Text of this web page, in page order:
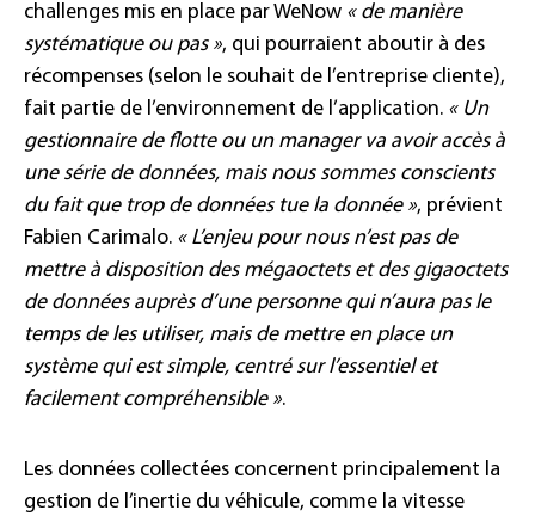
challenges mis en place par WeNow « de manière
systématique ou pas », qui pourraient aboutir à des
récompenses (selon le souhait de l’entreprise cliente),
fait partie de l’environnement de l’application. « Un
gestionnaire de flotte ou un manager va avoir accès à
une série de données, mais nous sommes conscients
du fait que trop de données tue la donnée », prévient
Fabien Carimalo. « L’enjeu pour nous n’est pas de
mettre à disposition des mégaoctets et des gigaoctets
de données auprès d’une personne qui n’aura pas le
temps de les utiliser, mais de mettre en place un
système qui est simple, centré sur l’essentiel et
facilement compréhensible ».
Les données collectées concernent principalement la
gestion de l’inertie du véhicule, comme la vitesse